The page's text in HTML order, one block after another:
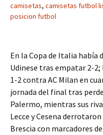
camisetas, camisetas futbol
posicion futbol
En la Copa de Italia
Udinese tras empatar 2-
1-2 contra AC Milan en
jornada del final tras
Palermo, mientras sus
Lecce y Cesena
Brescia con marcadores